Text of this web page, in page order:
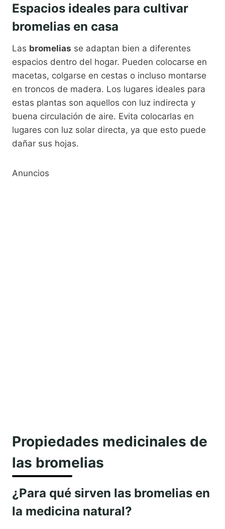
Espacios ideales para cultivar
bromelias en casa
Las bromelias se adaptan bien a diferentes
espacios dentro del hogar. Pueden colocarse en
macetas, colgarse en cestas o incluso montarse
en troncos de madera. Los lugares ideales para
estas plantas son aquellos con luz indirecta y
buena circulación de aire. Evita colocarlas en
lugares con luz solar directa, ya que esto puede
dañar sus hojas.
Anuncios
Propiedades medicinales de
las bromelias
¿Para qué sirven las bromelias en
la medicina natural?